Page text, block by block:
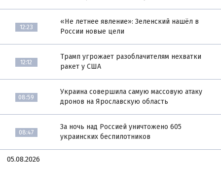
12:23
«Не летнее явление»: Зеленский нашёл в
России новые цели
12:12
Трамп угрожает разоблачителям нехватки
ракет у США
08:59
Украина совершила самую массовую атаку
дронов на Ярославскую область
08:47
За ночь над Россией уничтожено 605
украинских беспилотников
05.08.2026